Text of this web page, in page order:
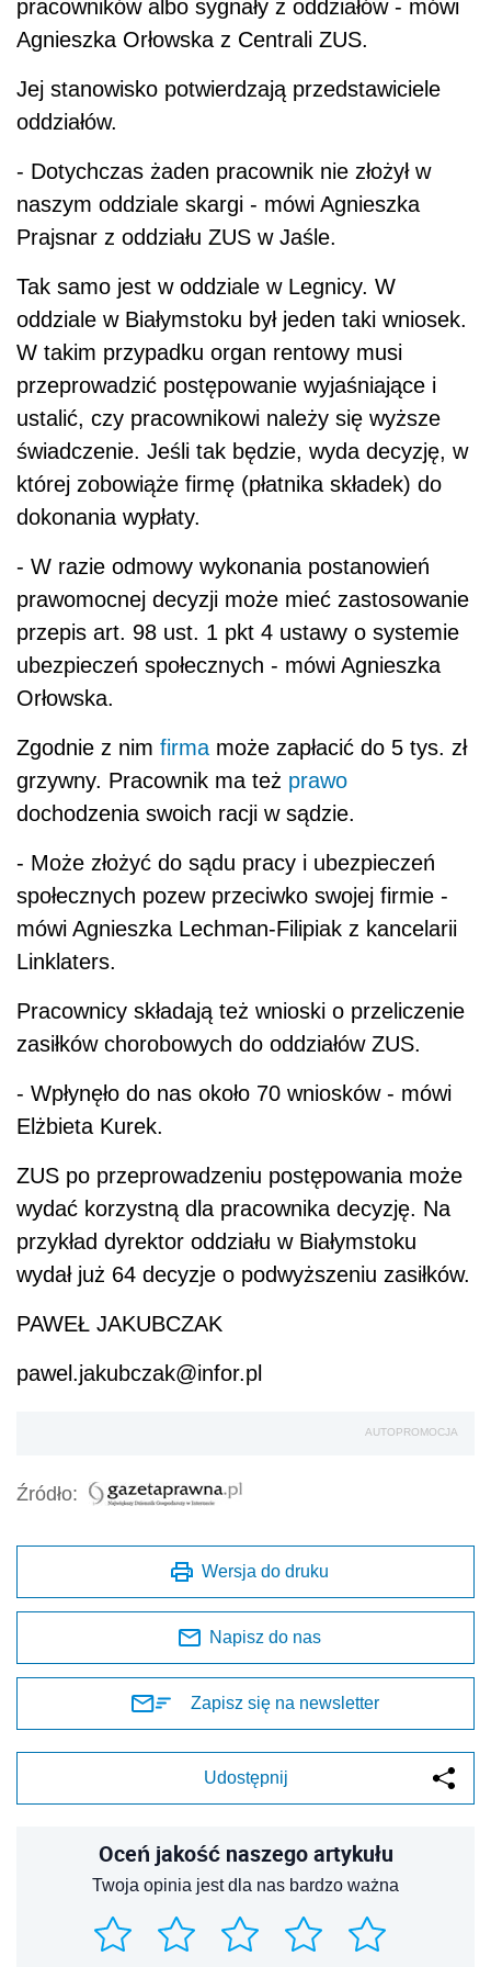
pracowników albo sygnały z oddziałów - mówi
Agnieszka Orłowska z Centrali ZUS.
Jej stanowisko potwierdzają przedstawiciele
oddziałów.
- Dotychczas żaden pracownik nie złożył w
naszym oddziale skargi - mówi Agnieszka
Prajsnar z oddziału ZUS w Jaśle.
Tak samo jest w oddziale w Legnicy. W
oddziale w Białymstoku był jeden taki wniosek.
W takim przypadku organ rentowy musi
przeprowadzić postępowanie wyjaśniające i
ustalić, czy pracownikowi należy się wyższe
świadczenie. Jeśli tak będzie, wyda decyzję, w
której zobowiąże firmę (płatnika składek) do
dokonania wypłaty.
- W razie odmowy wykonania postanowień
prawomocnej decyzji może mieć zastosowanie
przepis art. 98 ust. 1 pkt 4 ustawy o systemie
ubezpieczeń społecznych - mówi Agnieszka
Orłowska.
Zgodnie z nim firma może zapłacić do 5 tys. zł
grzywny. Pracownik ma też prawo
dochodzenia swoich racji w sądzie.
- Może złożyć do sądu pracy i ubezpieczeń
społecznych pozew przeciwko swojej firmie -
mówi Agnieszka Lechman-Filipiak z kancelarii
Linklaters.
Pracownicy składają też wnioski o przeliczenie
zasiłków chorobowych do oddziałów ZUS.
- Wpłynęło do nas około 70 wniosków - mówi
Elżbieta Kurek.
ZUS po przeprowadzeniu postępowania może
wydać korzystną dla pracownika decyzję. Na
przykład dyrektor oddziału w Białymstoku
wydał już 64 decyzje o podwyższeniu zasiłków.
PAWEŁ JAKUBCZAK
pawel.jakubczak@infor.pl
AUTOPROMOCJA
Źródło:
Wersja do druku
Napisz do nas
Zapisz się na newsletter
Udostępnij
Oceń jakość naszego artykułu
Twoja opinia jest dla nas bardzo ważna